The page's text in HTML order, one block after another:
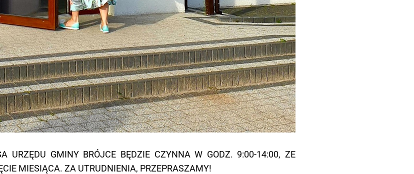
URZĘDU GMINY BRÓJCE BĘDZIE CZYNNA W GODZ. 9:00-14:00, ZE
MIESIĄCA. ZA UTRUDNIENIA, PRZEPRASZAMY!